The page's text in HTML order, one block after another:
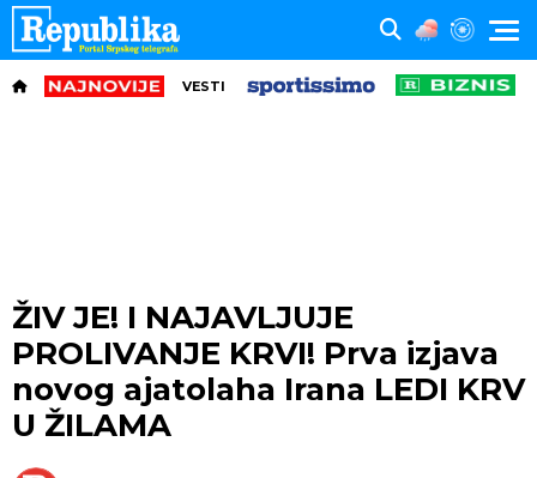
VESTI
ŽIV JE! I NAJAVLJUJE
PROLIVANJE KRVI! Prva izjava
novog ajatolaha Irana LEDI KRV
U ŽILAMA